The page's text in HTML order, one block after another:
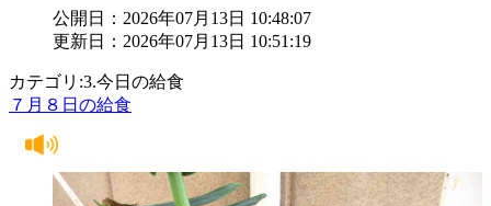
公開日：2026年07月13日 10:48:07
更新日：2026年07月13日 10:51:19
カテゴリ:3.今日の給食
７月８日の給食